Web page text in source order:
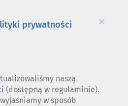
×
prywatności
naszą
(dostępną w regulaminie).
w sposób